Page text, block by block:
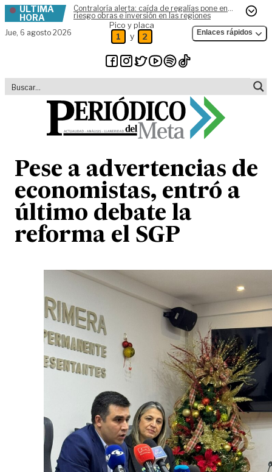
Skip to content
ÚLTIMA
HORA
Contraloría alerta: caída de regalías pone en
riesgo obras e inversión en las regiones
Jue, 6 agosto 2026
Pico y placa
1 y 2 Enlaces rápidos
Pese a advertencias de
economistas, entró a
último debate la
reforma el SGP